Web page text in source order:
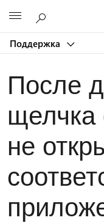
Поддержка
После
не